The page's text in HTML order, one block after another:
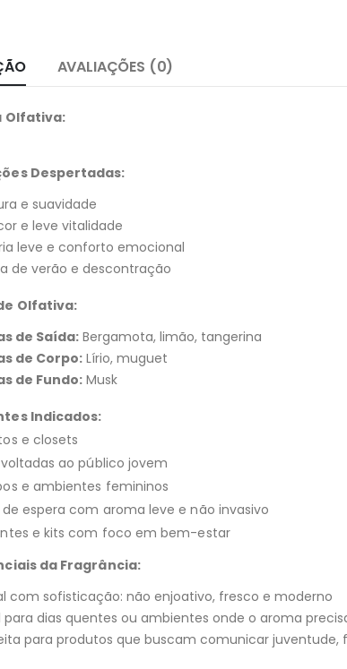
AVALIAÇÕES (0)
Olfativa:
Despertadas:
e suavidade
e leve vitalidade
leve e conforto emocional
de verão e descontração
Olfativa:
de Saída: Bergamota, limão, tangerina
de Corpo: Lírio, muguet
de Fundo:Musk
Indicados:
e closets
ao público jovem
e ambientes femininos
de espera com aroma leve e não invasivo
e kits com foco em bem-estar
da Fragrância:
com sofisticação: não enjoativo, fresco e moderno
para dias quentes ou ambientes onde o aroma
para produtos que buscam comunicar juventude,